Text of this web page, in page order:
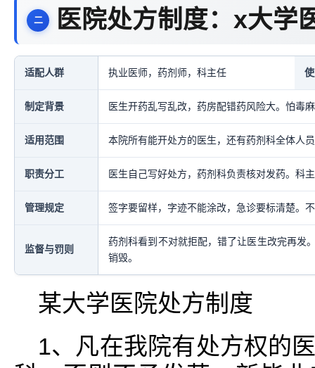
医院处方制度：x大学
适配人群 执业医师，药剂师，科主任
制定背景 医生开药乱写乱改，药房配错药风险大。怕毒
适用范围 本院所有能开处方的医生，还有药剂科全体人
职责分工 医生自己写好处方，药剂科负责核对发药。科
管理规定 签字要留样，字迹不能涂改，急诊要标清楚。
监督与罚则
药剂科看到不对就拒配，错了让医生改完再发
销毁。
某大学医院处方制度
1、凡在我院有处方权的